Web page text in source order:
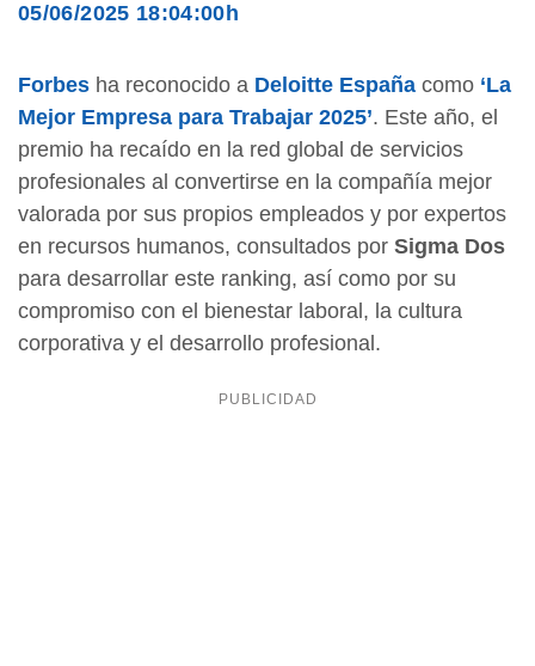
05/06/2025 18:04:00h
Forbes ha reconocido a Deloitte España como ‘La
Mejor Empresa para Trabajar 2025’. Este año, el
premio ha recaído en la red global de servicios
profesionales al convertirse en la compañía mejor
valorada por sus propios empleados y por expertos
en recursos humanos, consultados por Sigma Dos
para desarrollar este ranking, así como por su
compromiso con el bienestar laboral, la cultura
corporativa y el desarrollo profesional.